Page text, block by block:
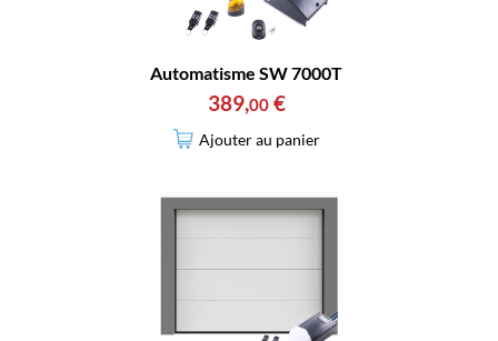
Automatisme SW 7000T
389,00 €
Ajouter au panier